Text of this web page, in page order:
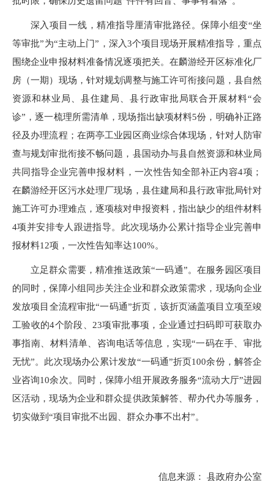
深入项目一线，精准指导厘清审批路径。保障小组变“坐
等审批”为“主动上门”，深入3个项目现场开展精准指导，重点
围绕企业申报材料准备情况逐项把关。在麟游经开区标准化厂
房（一期）现场，针对规划调整与施工许可衔接问题，县自然
资源和林业局、县住建局、县行政审批局联合开展材料“会
诊”，逐一梳理所需清单，现场指出缺项材料5份，明确补正路
径及办理流程；在两亭工业园区商业综合体现场，针对人防审
查与规划审批衔接不畅问题，县国动办与县自然资源和林业局
共同指导企业完善申报材料，一次性告知全部补正内容4项；
在麟游经开区污水处理厂现场，县住建局和县行政审批局针对
施工许可办理难点，逐项核对申报资料，指出缺少的组件材料
4项并安排专人跟进指导。此次现场办公累计指导企业完善申
报材料12项，一次性告知率达100%。
立足群众需要，精准推送政策“一码通”。在服务园区项目
的同时，保障小组同步关注企业和群众政策需求，现场向企业
发放项目全流程审批“一码通”折页，该折页涵盖项目立项至竣
工验收的4个阶段、23项审批事项，企业通过扫码即可获取办
事指南、材料清单、咨询电话等信息，实现“一码在手、审批
无忧”。此次现场办公累计发放“一码通”折页100余份，解答企
业咨询10余次。同时，保障小组开展政务服务“流动大厅”进园
区活动，现场为企业和群众提供政策解答、帮办代办等服务，
切实做到“项目审批不出园、群众办事不出村”。
信息来源： 县政府办公室